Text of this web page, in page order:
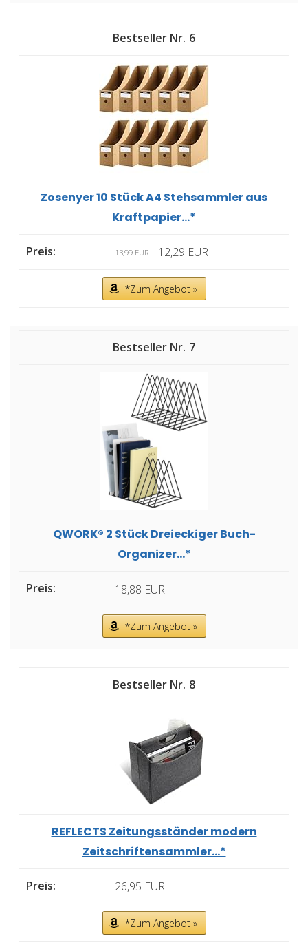
6
Zosenyer 10 Stück A4 Stehsammler aus
Kraftpapier...*
13,99 EUR 12,29 EUR
*Zum Angebot »
7
QWORK® 2 Stück Dreieckiger Buch-
Organizer...*
18,88 EUR
*Zum Angebot »
8
REFLECTS Zeitungsständer modern
Zeitschriftensammler...*
26,95 EUR
*Zum Angebot »